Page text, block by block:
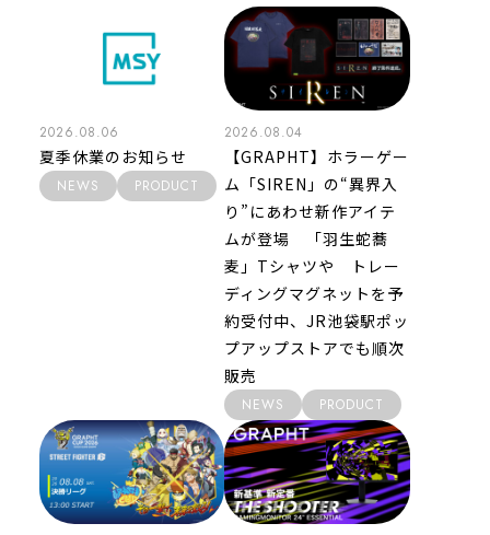
2026.08.06
夏季休業のお知らせ
NEWS PRODUCT
2026.08.04
【GRAPHT】ホラーゲー
ム「SIREN」の“異界入
り”にあわせ新作アイテ
ムが登場 「羽生蛇蕎
麦」Tシャツや トレー
ディングマグネットを予
約受付中、JR池袋駅ポッ
プアップストアでも順次
販売
NEWS PRODUCT